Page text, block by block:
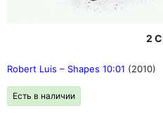
2
Robert Luis – Shapes 10:01 (2010)
Есть в наличии